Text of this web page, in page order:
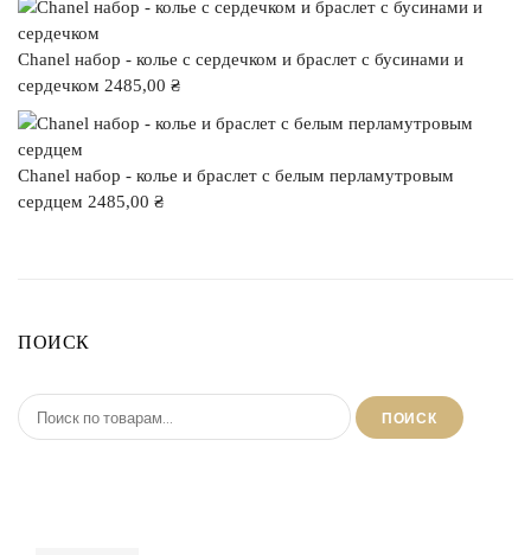
Chanel набор - колье с сердечком и браслет с бусинами и
сердечком 2485,00 ₴
Chanel набор - колье и браслет с белым перламутровым
сердцем 2485,00 ₴
ПОИСК
ПОИСК